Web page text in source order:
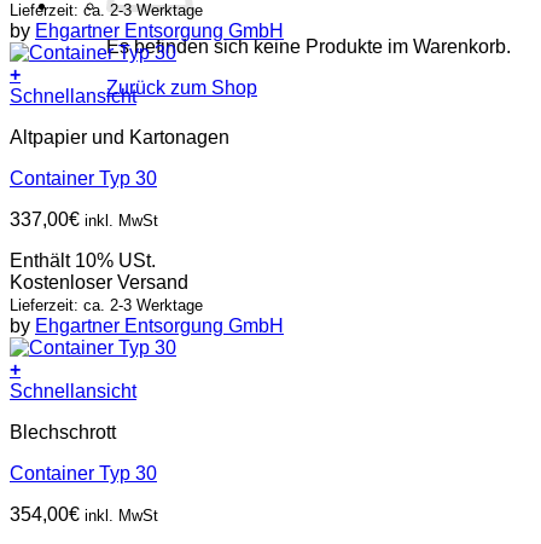
Es befinden sich keine Produkte im Warenkorb.
Zurück zum Shop
Lieferzeit: ca. 2-3 Werktage
by Ehgartner Entsorgung GmbH
+
Schnellansicht
Altpapier und Kartonagen
Container Typ 30
337,00€ inkl. MwSt
Enthält 10% USt.
Kostenloser Versand
Lieferzeit: ca. 2-3 Werktage
by Ehgartner Entsorgung GmbH
+
Schnellansicht
Blechschrott
Container Typ 30
354,00€ inkl. MwSt